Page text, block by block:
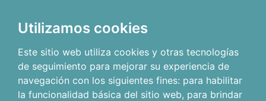
Utilizamos cookies
Este sitio web utiliza cookies y otras tecnologías
de seguimiento para mejorar su experiencia de
navegación con los siguientes fines: para habilitar
la funcionalidad básica del sitio web, para brindar